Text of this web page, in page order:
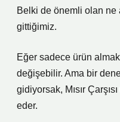
Belki de önemli olan ne
gittiğimiz.
Eğer sadece ürün
değişebilir. Ama bir
gidiyorsak, Mısır
eder.